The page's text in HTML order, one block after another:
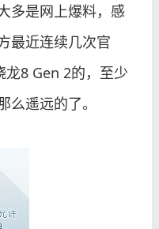
多是网上爆料，感
最近连续几次官
8 Gen 2的，至少
么遥远的了。